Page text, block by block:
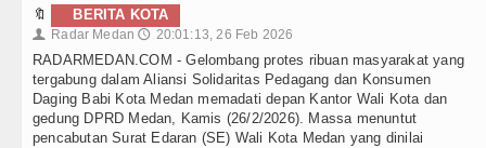
🔖 BERITA KOTA
👤 Radar Medan 🕔 20:01:13, 26 Feb 2026
RADARMEDAN.COM - Gelombang protes ribuan masyarakat yang
tergabung dalam Aliansi Solidaritas Pedagang dan Konsumen
Daging Babi Kota Medan memadati depan Kantor Wali Kota dan
gedung DPRD Medan, Kamis (26/2/2026). Massa menuntut
pencabutan Surat Edaran (SE) Wali Kota Medan yang dinilai